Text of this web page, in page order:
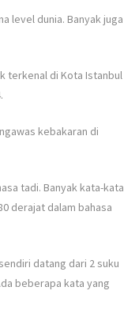
level dunia. Banyak juga
terkenal di Kota Istanbul
kebakaran di
tadi. Banyak kata-kata
derajat dalam bahasa
datang dari 2 suku
beberapa kata yang